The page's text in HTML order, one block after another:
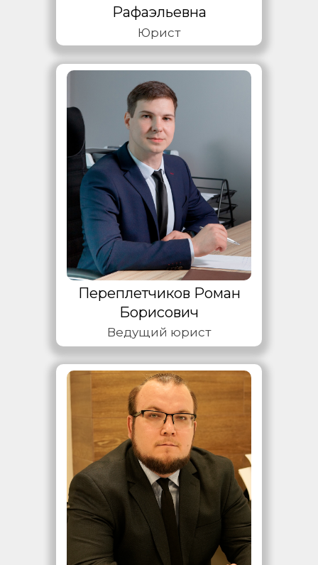
Рафаэльевна
Юрист
Переплетчиков Роман
Борисович
Ведущий юрист